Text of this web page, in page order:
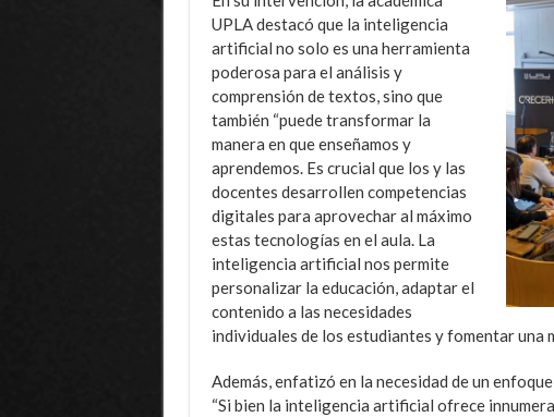
UPLA destacó que la inteligencia
artificial no solo es una herramienta
poderosa para el análisis y
comprensión de textos, sino que
también “puede transformar la
manera en que enseñamos y
aprendemos. Es crucial que los y las
docentes desarrollen competencias
digitales para aprovechar al máximo
estas tecnologías en el aula. La
inteligencia artificial nos permite
personalizar la educación, adaptar el
contenido a las necesidades
individuales de los estudiantes y fomentar una
Además, enfatizó en la necesidad de un
“Si bien la inteligencia artificial ofrece